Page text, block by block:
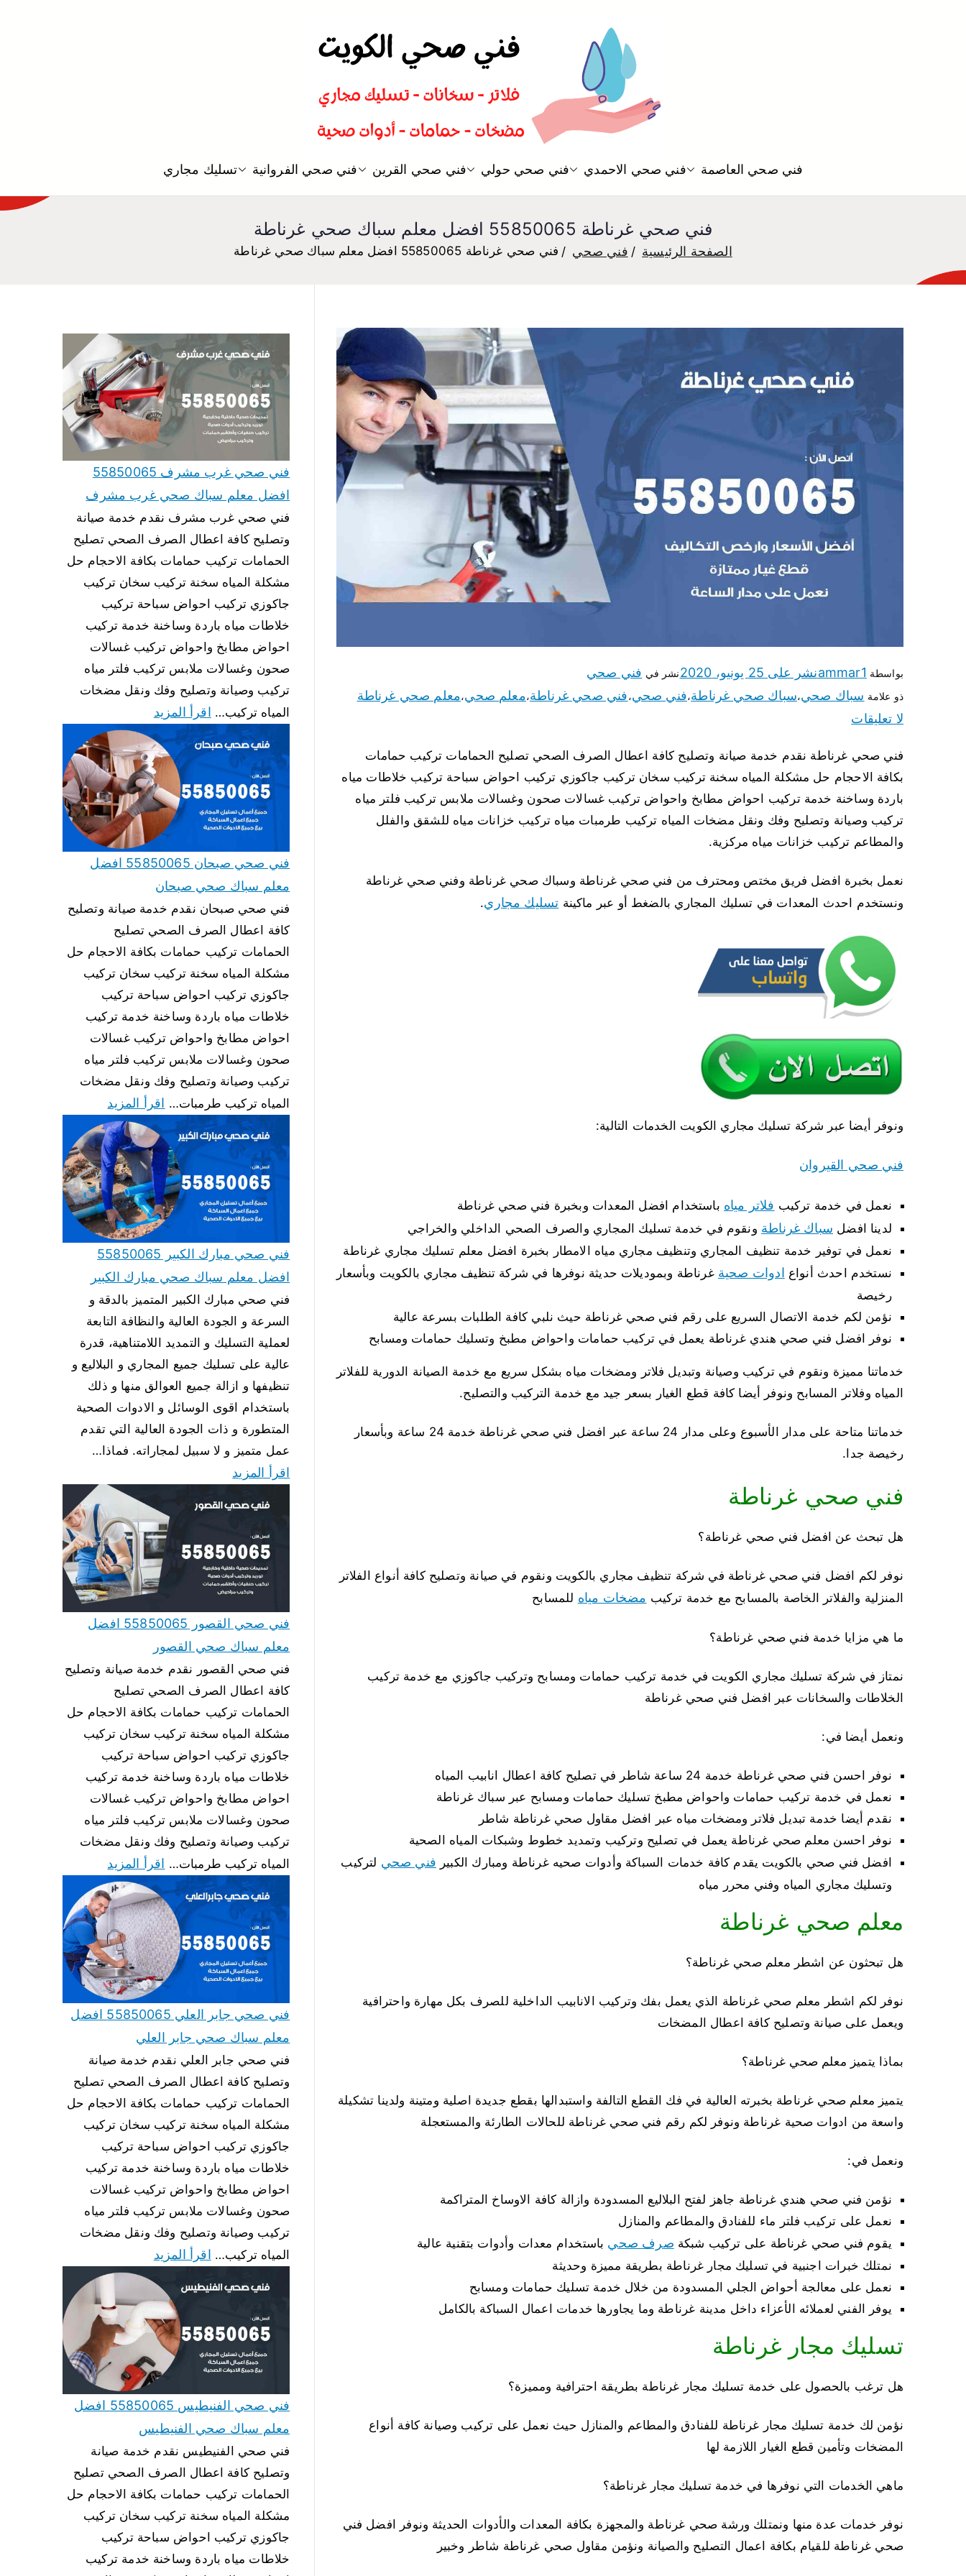
سباك صحي تسليك مجاري افضل معلم صحي فني صحي العاصمة فني صحي الاحمدي فني صحي حولي فني صحي القرين فني صحي الفروانية تسليك مجاري
فني صحي غرناطة 55850065 افضل معلم سباك صحي غرناطة
الصفحة الرئيسية فني صحي فني صحي غرناطة 55850065 افضل معلم سباك صحي غرناطة
بواسطة ammar1نشر على 25 يونيو، 2020 نشر في فني صحي
ذو علامة سباك صحي،سباك صحي غرناطة،فني صحي،فني صحي غرناطة،معلم صحي،معلم صحي غرناطة
لا تعليقات
فني صحي غرناطة نقدم خدمة صيانة وتصليح كافة اعطال الصرف الصحي تصليح الحمامات تركيب حمامات
بكافة الاحجام حل مشكلة المياه سخنة تركيب سخان تركيب جاكوزي تركيب احواض سباحة تركيب خلاطات مياه
باردة وساخنة خدمة تركيب احواض مطابخ واحواض تركيب غسالات صحون وغسالات ملابس تركيب فلتر مياه
تركيب وصيانة وتصليح وفك ونقل مضخات المياه تركيب طرمبات مياه تركيب خزانات مياه للشقق والفلل
والمطاعم تركيب خزانات مياه مركزية.
نعمل بخبرة افضل فريق مختص ومحترف من فني صحي غرناطة وسباك صحي غرناطة وفني صحي غرناطة
ونستخدم احدث المعدات في تسليك المجاري بالضغط أو عبر ماكينة تسليك مجاري.
ونوفر أيضا عبر شركة تسليك مجاري الكويت الخدمات التالية:
فني صحي القيروان
نعمل في خدمة تركيب فلاتر مياه باستخدام افضل المعدات وبخبرة فني صحي غرناطة
لدينا افضل سباك غرناطة ونقوم في خدمة تسليك المجاري والصرف الصحي الداخلي والخراجي
نعمل في توفير خدمة تنظيف المجاري وتنظيف مجاري مياه الامطار بخبرة افضل معلم تسليك مجاري غرناطة
نستخدم احدث أنواع ادوات صحية غرناطة وبموديلات حديثة نوفرها في شركة تنظيف مجاري بالكويت وبأسعار
رخيصة
نؤمن لكم خدمة الاتصال السريع على رقم فني صحي غرناطة حيث نلبي كافة الطلبات بسرعة عالية
نوفر افضل فني صحي هندي غرناطة يعمل في تركيب حمامات واحواض مطبخ وتسليك حمامات ومسابح
خدماتنا مميزة ونقوم في تركيب وصيانة وتبديل فلاتر ومضخات مياه بشكل سريع مع خدمة الصيانة الدورية للفلاتر
المياه وفلاتر المسابح ونوفر أيضا كافة قطع الغيار بسعر جيد مع خدمة التركيب والتصليح.
خدماتنا متاحة على مدار الأسبوع وعلى مدار 24 ساعة عبر افضل فني صحي غرناطة خدمة 24 ساعة وبأسعار
رخيصة جدا.
فني صحي غرناطة
هل تبحث عن افضل فني صحي غرناطة؟
نوفر لكم افضل فني صحي غرناطة في شركة تنظيف مجاري بالكويت ونقوم في صيانة وتصليح كافة أنواع الفلاتر
المنزلية والفلاتر الخاصة بالمسابح مع خدمة تركيب مضخات مياه للمسابح
ما هي مزايا خدمة فني صحي غرناطة؟
نمتاز في شركة تسليك مجاري الكويت في خدمة تركيب حمامات ومسابح وتركيب جاكوزي مع خدمة تركيب
الخلاطات والسخانات عبر افضل فني صحي غرناطة
ونعمل أيضا في:
نوفر احسن فني صحي غرناطة خدمة 24 ساعة شاطر في تصليح كافة اعطال انابيب المياه
نعمل في خدمة تركيب حمامات واحواض مطبخ تسليك حمامات ومسابح عبر سباك غرناطة
نقدم أيضا خدمة تبديل فلاتر ومضخات مياه عبر افضل مقاول صحي غرناطة شاطر
نوفر احسن معلم صحي غرناطة يعمل في تصليح وتركيب وتمديد خطوط وشبكات المياه الصحية
افضل فني صحي بالكويت يقدم كافة خدمات السباكة وأدوات صحيه غرناطة ومبارك الكبير فني صحي لتركيب
وتسليك مجاري المياه وفني محرر مياه
معلم صحي غرناطة
هل تبحثون عن اشطر معلم صحي غرناطة؟
نوفر لكم اشطر معلم صحي غرناطة الذي يعمل بفك وتركيب الانابيب الداخلية للصرف بكل مهارة واحترافية
ويعمل على صيانة وتصليح كافة اعطال المضخات
بماذا يتميز معلم صحي غرناطة؟
يتميز معلم صحي غرناطة بخبرته العالية في فك القطع التالفة واستبدالها بقطع جديدة اصلية ومتينة ولدينا تشكيلة
واسعة من ادوات صحية غرناطة ونوفر لكم رقم فني صحي غرناطة للحالات الطارئة والمستعجلة
ونعمل في:
نؤمن فني صحي هندي غرناطة جاهز لفتح البلاليع المسدودة وازالة كافة الاوساخ المتراكمة
نعمل على تركيب فلتر ماء للفنادق والمطاعم والمنازل
يقوم فني صحي غرناطة على تركيب شبكة صرف صحي باستخدام معدات وأدوات بتقنية عالية
نمتلك خبرات اجنبية في تسليك مجار غرناطة بطريقة مميزة وحديثة
نعمل على معالجة أحواض الجلي المسدودة من خلال خدمة تسليك حمامات ومسابح
يوفر الفني لعملائه الأعزاء داخل مدينة غرناطة وما يجاورها خدمات اعمال السباكة بالكامل
تسليك مجار غرناطة
هل ترغب بالحصول على خدمة تسليك مجار غرناطة بطريقة احترافية ومميزة؟
نؤمن لك خدمة تسليك مجار غرناطة للفنادق والمطاعم والمنازل حيث نعمل على تركيب وصيانة كافة أنواع
المضخات وتأمين قطع الغيار اللازمة لها
ماهي الخدمات التي نوفرها في خدمة تسليك مجار غرناطة؟
نوفر خدمات عدة منها ونمتلك ورشة صحي غرناطة والمجهزة بكافة المعدات والأدوات الحديثة ونوفر افضل فني
صحي غرناطة للقيام بكافة اعمال التصليح والصيانة ونؤمن مقاول صحي غرناطة شاطر وخبير
فني صحي غرب مشرف 55850065
افضل معلم سباك صحي غرب مشرف
فني صحي غرب مشرف نقدم خدمة صيانة
وتصليح كافة اعطال الصرف الصحي تصليح
الحمامات تركيب حمامات بكافة الاحجام حل
مشكلة المياه سخنة تركيب سخان تركيب
جاكوزي تركيب احواض سباحة تركيب
خلاطات مياه باردة وساخنة خدمة تركيب
احواض مطابخ واحواض تركيب غسالات
صحون وغسالات ملابس تركيب فلتر مياه
تركيب وصيانة وتصليح وفك ونقل مضخات
المياه تركيب… اقرأ المزيد
فني صحي صبحان 55850065 افضل
معلم سباك صحي صبحان
فني صحي صبحان نقدم خدمة صيانة وتصليح
كافة اعطال الصرف الصحي تصليح
الحمامات تركيب حمامات بكافة الاحجام حل
مشكلة المياه سخنة تركيب سخان تركيب
جاكوزي تركيب احواض سباحة تركيب
خلاطات مياه باردة وساخنة خدمة تركيب
احواض مطابخ واحواض تركيب غسالات
صحون وغسالات ملابس تركيب فلتر مياه
تركيب وصيانة وتصليح وفك ونقل مضخات
المياه تركيب طرمبات… اقرأ المزيد
فني صحي مبارك الكبير 55850065
افضل معلم سباك صحي مبارك الكبير
فني صحي مبارك الكبير المتميز بالدقة و
السرعة و الجودة العالية والنظافة التابعة
لعملية التسليك و التمديد اللامتناهية، قدرة
عالية على تسليك جميع المجاري و البلاليع و
تنظيفها و ازالة جميع العوالق منها و ذلك
باستخدام اقوى الوسائل و الادوات الصحية
المتطورة و ذات الجودة العالية التي تقدم
عمل متميز و لا سبيل لمجاراته. فماذا…
اقرأ المزيد
فني صحي القصور 55850065 افضل
معلم سباك صحي القصور
فني صحي القصور نقدم خدمة صيانة وتصليح
كافة اعطال الصرف الصحي تصليح
الحمامات تركيب حمامات بكافة الاحجام حل
مشكلة المياه سخنة تركيب سخان تركيب
جاكوزي تركيب احواض سباحة تركيب
خلاطات مياه باردة وساخنة خدمة تركيب
احواض مطابخ واحواض تركيب غسالات
صحون وغسالات ملابس تركيب فلتر مياه
تركيب وصيانة وتصليح وفك ونقل مضخات
المياه تركيب طرمبات… اقرأ المزيد
فني صحي جابر العلي 55850065 افضل
معلم سباك صحي جابر العلي
فني صحي جابر العلي نقدم خدمة صيانة
وتصليح كافة اعطال الصرف الصحي تصليح
الحمامات تركيب حمامات بكافة الاحجام حل
مشكلة المياه سخنة تركيب سخان تركيب
جاكوزي تركيب احواض سباحة تركيب
خلاطات مياه باردة وساخنة خدمة تركيب
احواض مطابخ واحواض تركيب غسالات
صحون وغسالات ملابس تركيب فلتر مياه
تركيب وصيانة وتصليح وفك ونقل مضخات
المياه تركيب… اقرأ المزيد
فني صحي الفنيطيس 55850065 افضل
معلم سباك صحي الفنيطيس
فني صحي الفنيطيس نقدم خدمة صيانة
وتصليح كافة اعطال الصرف الصحي تصليح
الحمامات تركيب حمامات بكافة الاحجام حل
مشكلة المياه سخنة تركيب سخان تركيب
جاكوزي تركيب احواض سباحة تركيب
خلاطات مياه باردة وساخنة خدمة تركيب